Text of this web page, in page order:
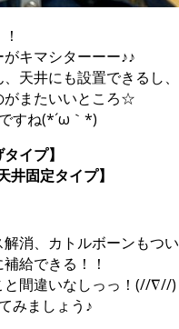
キマシターーー♪♪
天井にも設置できるし、
がまたいいところ☆
すね(*´ω｀*)
イプ】
固定タイプ】
消、カトルボーンもつい
給できる！！
と間違いなしっっ！(//∇//)
みましょう♪